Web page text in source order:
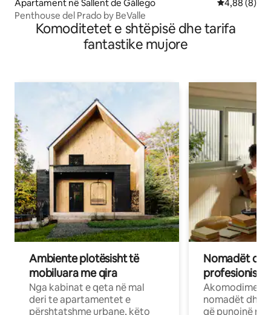
Apartament në Sallent de Gállego Vlerësimi
4,88 (8)
Penthouse del Prado by BeValle
Komoditetet e shtëpisë dhe tarifa
fantastike mujore
Ambiente plotësisht të
mobiluara me qira
Nga kabinat e qeta në mal
deri te apartamentet e
përshtatshme urbane, këto
Nomadët
Akomodime
nomadët dhe
që punojnë në